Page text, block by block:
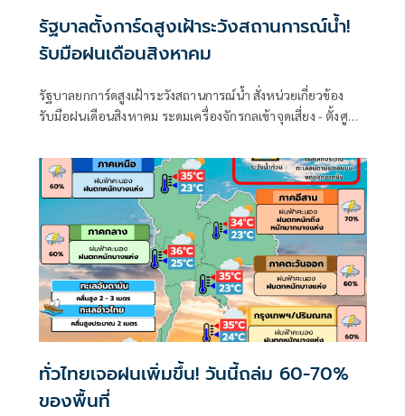
รัฐบาลตั้งการ์ดสูงเฝ้าระวังสถานการณ์น้ำ!
รับมือฝนเดือนสิงหาคม
รัฐบาลยกการ์ดสูงเฝ้าระวังสถานการณ์น้ำ สั่งหน่วยเกี่ยวข้อง
รับมือฝนเดือนสิงหาคม ระดมเครื่องจักรกลเข้าจุดเสี่ยง - ตั้งศูนย์
ทั่วไทยเจอฝนเพิ่มขึ้น! วันนี้ถล่ม 60-70%
ของพื้นที่